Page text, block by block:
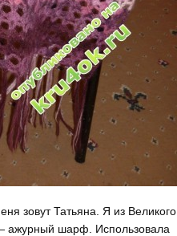
зовут Татьяна. Я из Великого
ажурный шарф. Использовала